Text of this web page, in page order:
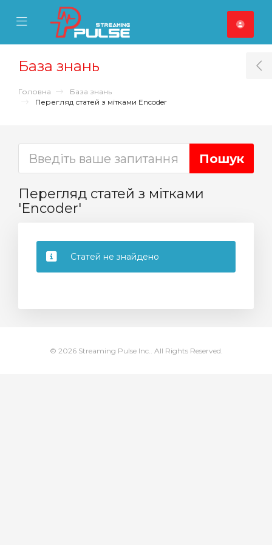
Mobile Menu
Mobile Menu
База знань
Головна
База знань
Перегляд статей з мітками Encoder
Перегляд статей з мітками
'Encoder'
Статей не знайдено
© 2026 Streaming Pulse Inc.. All Rights Reserved.